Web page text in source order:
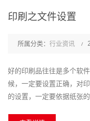
印刷之文件设置
所属分类： 行业资讯
好的印刷品往往是多个软
候，一定要设置正确，对
的设置，一定要依据纸张